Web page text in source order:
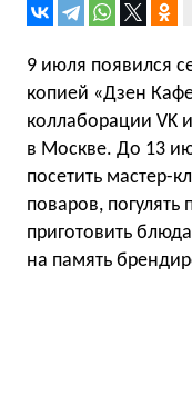
9 июля появился
копией «Дзен
коллаборации VK
в Москве. До 13
посетить мастер-
поваров,
приготовить
на память